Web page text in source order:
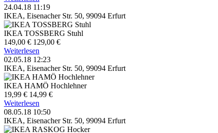
24.04.18 11:19
IKEA, Eisenacher Str. 50, 99094 Erfurt
IKEA TOSSBERG Stuhl
149,00 € 129,00 €
Weiterlesen
02.05.18 12:23
IKEA, Eisenacher Str. 50, 99094 Erfurt
IKEA HAMÖ Hochlehner
19,99 € 14,99 €
Weiterlesen
08.05.18 10:50
IKEA, Eisenacher Str. 50, 99094 Erfurt